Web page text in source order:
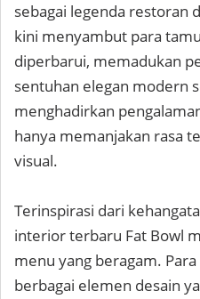
sebagai legenda restoran
kini menyambut para
diperbarui, memadukan
sentuhan elegan modern
menghadirkan
hanya memanjakan rasa
visual.
Terinspirasi dari
interior terbaru Fat Bowl
menu yang beragam.
berbagai elemen desain